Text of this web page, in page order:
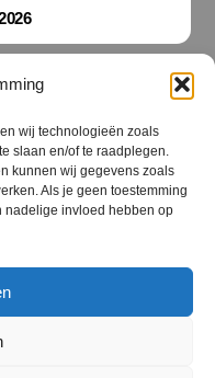
wij technologieën zoals
slaan en/of te raadplegen.
kunnen wij gegevens zoals
Als je geen toestemming
nadelige invloed hebben op